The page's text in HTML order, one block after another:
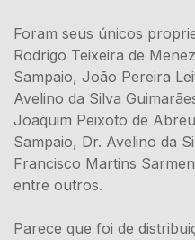
Foram seus únicos
Rodrigo Teixeira de
Sampaio, João Pereira
Avelino da Silva
Joaquim Peixoto de
Sampaio, Dr. Avelino da
Francisco Martins
entre outros.
Parece que foi de